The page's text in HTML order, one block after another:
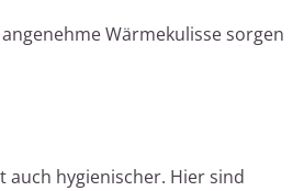
Wärmekulisse sorgen
auch hygienischer. Hier sind